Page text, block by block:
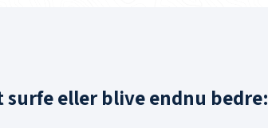
eller blive endnu bedre: